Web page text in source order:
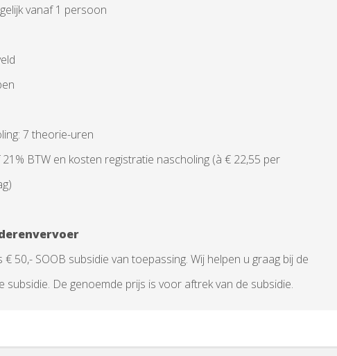
vanaf 1 persoon
7 theorie-uren
BTW en kosten registratie nascholing (à € 22,55 per
€ 50,- SOOB subsidie van toepassing. Wij helpen u graag bij de
subsidie. De genoemde prijs is voor aftrek van de subsidie.